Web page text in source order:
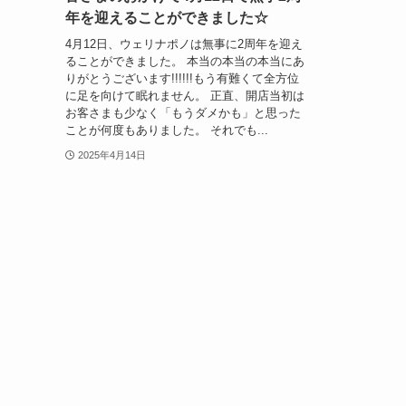
年を迎えることができました☆
4月12日、ウェリナポノは無事に2周年を迎え
ることができました。 本当の本当の本当にあ
りがとうございます!!!!!!もう有難くて全方位
に足を向けて眠れません。 正直、開店当初は
お客さまも少なく「もうダメかも」と思った
ことが何度もありました。 それでも...
2025年4月14日